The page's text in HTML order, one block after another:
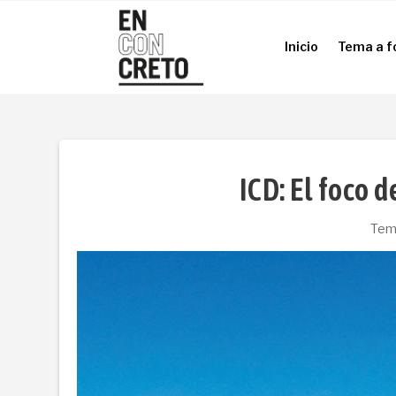
Inicio Tema a
Inicio Tema a
ICD: El foco